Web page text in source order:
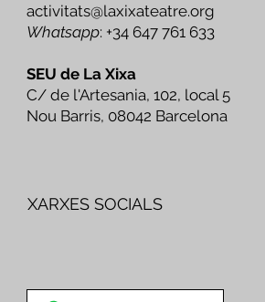
activitats@laxixateatre.org
Whatsapp: +34 647 761 633
SEU de La Xixa
C/ de l'Artesania, 102, local 5
Nou Barris, 08042 Barcelona
XARXES SOCIALS